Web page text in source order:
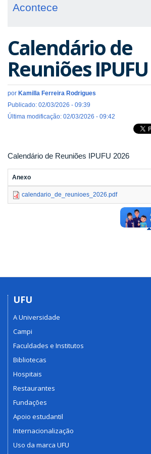
Acontece
Calendário de
Reuniões
por Kamilla Ferreira Rodrigues
Publicado: 02/03/2026 - 09:39
Última modificação: 02/03/2026 - 09:42
Calendário de Reuniões IPUFU 2026
Anexo
calendario_de_reunioes_2026.pdf
UFU
A Universidade
Campi
Faculdades e Institutos
Bibliotecas
Hospitais
Restaurantes
Fundações
Apoio estudantil
Internacionalização
Uso da marca UFU